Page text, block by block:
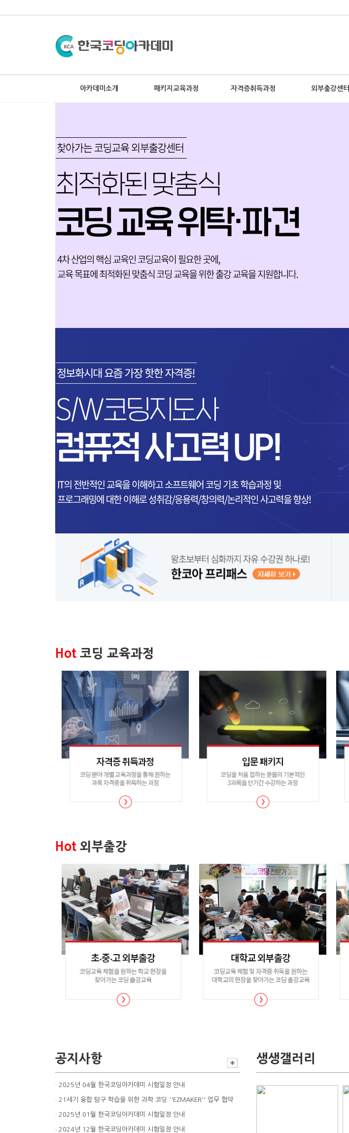
아카데미소개 패키지교육과정 자격증취득과정 외부출강센터
Hot 코딩 교육과정
Hot 외부출강
공지사항
· 2025년 04월 한국코딩아카데미 시험일정 안내
· 21세기 융합 탐구 학습을 위한 과학 코딩 ''EZMAKER'' 업무 협약
· 2025년 01월 한국코딩아카데미 시험일정 안내
· 2024년 12월 한국코딩아카데미 시험일정 안내
생생갤러리